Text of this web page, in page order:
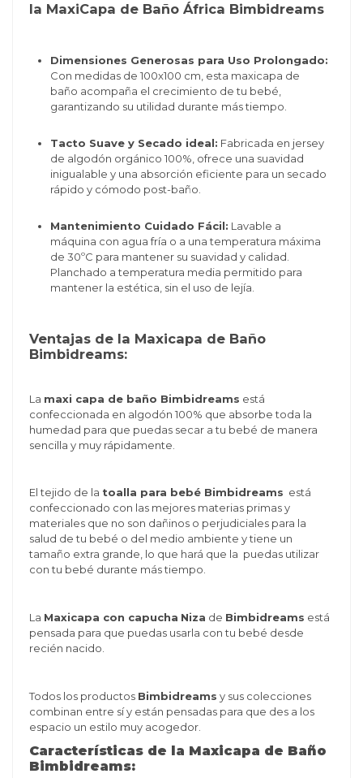
la MaxiCapa de Baño África Bimbidreams
Dimensiones Generosas para Uso Prolongado:
Con medidas de 100x100 cm, esta maxicapa de
baño acompaña el crecimiento de tu bebé,
garantizando su utilidad durante más tiempo.
Tacto Suave y Secado ideal: Fabricada en jersey
de algodón orgánico 100%, ofrece una suavidad
inigualable y una absorción eficiente para un secado
rápido y cómodo post-baño.
Mantenimiento Cuidado Fácil: Lavable a
máquina con agua fría o a una temperatura máxima
de 30ºC para mantener su suavidad y calidad.
Planchado a temperatura media permitido para
mantener la estética, sin el uso de lejía.
Ventajas de la Maxicapa de Baño
Bimbidreams:
La maxi capa de baño Bimbidreams está
confeccionada en algodón 100% que absorbe toda la
humedad para que puedas secar a tu bebé de manera
sencilla y muy rápidamente.
El tejido de la toalla para bebé Bimbidreams está
confeccionado con las mejores materias primas y
materiales que no son dañinos o perjudiciales para la
salud de tu bebé o del medio ambiente y tiene un
tamaño extra grande, lo que hará que la puedas utilizar
con tu bebé durante más tiempo.
La Maxicapa con capucha Niza de Bimbidreams está
pensada para que puedas usarla con tu bebé desde
recién nacido.
Todos los productos Bimbidreams y sus colecciones
combinan entre sí y están pensadas para que des a los
espacio un estilo muy acogedor.
Características de la Maxicapa de Baño
Bimbidreams: